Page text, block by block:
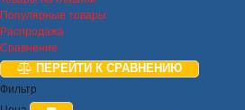
Популярные товары
Распродажа
Сравнение
ПЕРЕЙТИ К СРАВНЕНИЮ
Фильтр